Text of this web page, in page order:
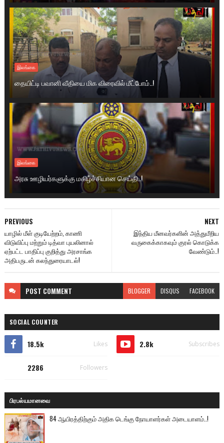
இலங்கை
தையிட்டி பவானி வீதியை மிக விரைவில் மீட்போம்..!
இலங்கை
அரசு ஊழியர்களுக்கு மகிழ்ச்சியான செய்தி..!
NEXT
இந்திய மீனவர்களின் அத்துமீறிய
வருகைக்காகவும் குரல் கொடுக்க
வேண்டும்..!
PREVIOUS
யாழில் மீள் குடியேற்றம், காணி
விடுவிப்பு மற்றும் டித்வா புயலினால்
ஏற்பட்ட பாதிப்பு குறித்து அரசாங்க
அதிபருடன் கலந்துரையாடல்!
POST COMMENT BLOGGER DISQUS FACEBOOK
SOCIAL COUNTER
18.5k Likes 2.8k Subscribes
2286 Followers
பிரபல்யமானவை
84 ஆயிரத்திற்கும் அதிக டெங்கு நோயாளர்கள் அடையாளம்..!